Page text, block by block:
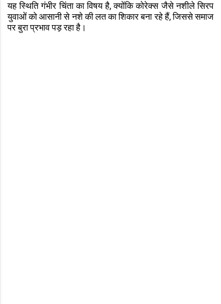
यह स्थिति गंभीर चिंता का विषय है, क्योंकि कोरेक्स जैसे नशीले सिरप
युवाओं को आसानी से नशे की लत का शिकार बना रहे हैं, जिससे समाज
पर बुरा प्रभाव पड़ रहा है।